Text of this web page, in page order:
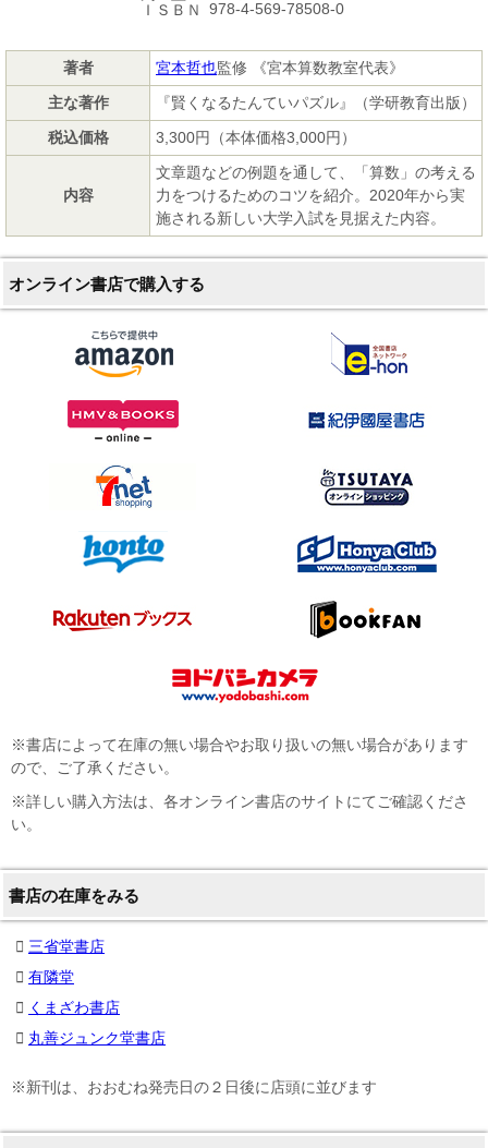
ＩＳＢＮ
978-4-569-78508-0
著者 宮本哲也監修 《宮本算数教室代表》
主な著作
『賢くなるたんていパズル』（学研教育出版）
税込価格
3,300円（本体価格3,000円）
内容
文章題などの例題を通して、「算数」の考える
力をつけるためのコツを紹介。2020年から実
施される新しい大学入試を見据えた内容。
オンライン書店で購入する
※書店によって在庫の無い場合やお取り扱いの無い場合があります
ので、ご了承ください。
※詳しい購入方法は、各オンライン書店のサイトにてご確認くださ
い。
書店の在庫をみる
三省堂書店
有隣堂
くまざわ書店
丸善ジュンク堂書店
※新刊は、おおむね発売日の２日後に店頭に並びます